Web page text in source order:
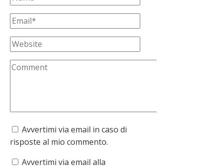
Avvertimi via email in caso di
risposte al mio commento.
Avvertimi via email alla